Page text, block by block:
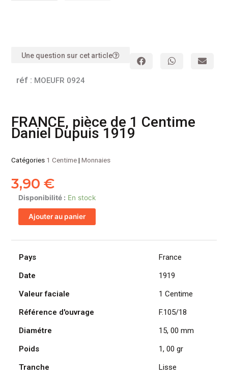
Une question sur cet article
réf : MOEUFR 0924
FRANCE, pièce de 1 Centime
Daniel Dupuis 1919
Catégories 1 Centime|Monnaies
3,90€
Disponibilité : En stock
quantité
de
FRANCE,
de
Daniel
1919
Ajouter au panier
Pays
France
Date
1919
Valeur faciale
1 Centime
Référence d'ouvrage
F.105/18
Diamétre
15, 00 mm
Poids
1, 00 gr
Tranche
Lisse